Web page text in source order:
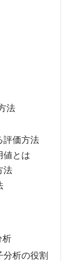
法
評価方法
値とは
法
析
分析の役割